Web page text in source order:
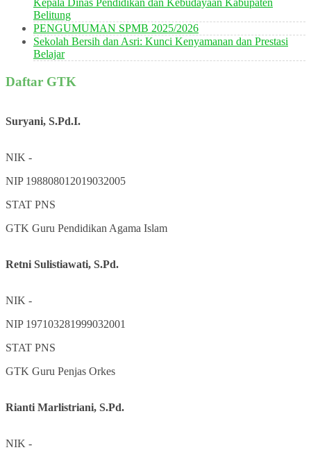
Kepala Dinas Pendidikan dan Kebudayaan Kabupaten
Belitung
PENGUMUMAN SPMB 2025/2026
Sekolah Bersih dan Asri: Kunci Kenyamanan dan Prestasi
Belajar
Daftar GTK
Suryani, S.Pd.I.
NIK -
NIP 198808012019032005
STAT PNS
GTK Guru Pendidikan Agama Islam
Retni Sulistiawati, S.Pd.
NIK -
NIP 197103281999032001
STAT PNS
GTK Guru Penjas Orkes
Rianti Marlistriani, S.Pd.
NIK -